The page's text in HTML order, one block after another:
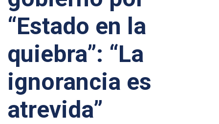
“Estado en la
quiebra”: “La
ignorancia es
atrevida”